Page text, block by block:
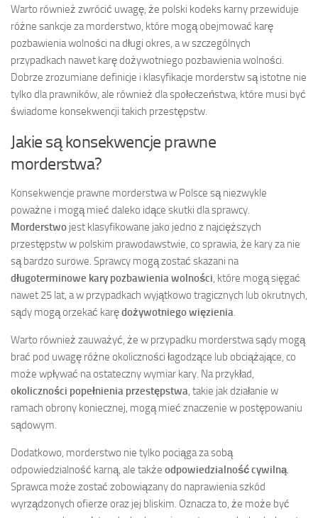
Warto również zwrócić uwagę, że polski kodeks karny przewiduje
różne sankcje za morderstwo, które mogą obejmować karę
pozbawienia wolności na długi okres, a w szczególnych
przypadkach nawet karę dożywotniego pozbawienia wolności.
Dobrze zrozumiane definicje i klasyfikacje morderstw są istotne nie
tylko dla prawników, ale również dla społeczeństwa, które musi być
świadome konsekwencji takich przestępstw.
Jakie są konsekwencje prawne
morderstwa?
Konsekwencje prawne morderstwa w Polsce są niezwykle
poważne i mogą mieć daleko idące skutki dla sprawcy.
Morderstwo jest klasyfikowane jako jedno z najcięższych
przestępstw w polskim prawodawstwie, co sprawia, że kary za nie
są bardzo surowe. Sprawcy mogą zostać skazani na
długoterminowe kary pozbawienia wolności, które mogą sięgać
nawet 25 lat, a w przypadkach wyjątkowo tragicznych lub okrutnych,
sądy mogą orzekać karędożywotniego więzienia.
Warto również zauważyć, że w przypadku morderstwa sądy mogą
brać pod uwagę różne okoliczności łagodzące lub obciążające, co
może wpływać na ostateczny wymiar kary. Na przykład,
okoliczności popełnienia przestępstwa, takie jak działanie w
ramach obrony koniecznej, mogą mieć znaczenie w postępowaniu
sądowym.
Dodatkowo, morderstwo nie tylko pociąga za sobą
odpowiedzialność karną, ale także odpowiedzialność cywilną.
Sprawca może zostać zobowiązany do naprawienia szkód
wyrządzonych ofierze oraz jej bliskim. Oznacza to, że może być